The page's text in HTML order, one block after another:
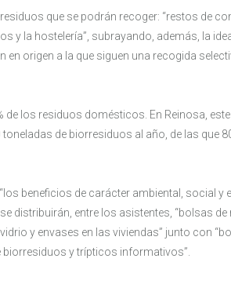
que se podrán recoger: “restos de
y la hostelería”, subrayando, además, la
en origen a la que siguen una recogida
de los residuos domésticos. En Reinosa,
de biorresiduos al año, de las que
beneficios de carácter ambiental, social y
distribuirán, entre los asistentes, “bolsas de
y envases en las viviendas” junto con
y trípticos informativos”.